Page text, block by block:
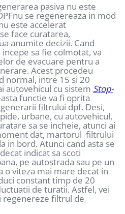
pasiva nu este
se regenereaza in mod
este accelerat
face curatarea,
anumite decizii. Cand
sa fie colmotat, va
de evacuare pentru a
Acest procedeu
normal, intre 15 si 20
autovehicul cu sistem Stop-
functie va fi oprita
filtrului dpf. Desi,
urbane, cu autovehicul,
sa se incheie, atunci ai
dat, martorul filtrului
in bord. Atunci cand asta se
indicat sa scoti
pe autostrada sau pe un
viteza mai mare decat in
constant timp de 20
de turatii. Astfel, vei
regenereze filtrul de